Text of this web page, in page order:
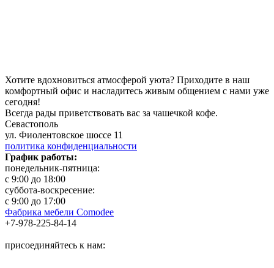
Хотите вдохновиться атмосферой уюта? Приходите в наш
комфортный офис и насладитесь живым общением с нами уже
сегодня!
Всегда рады приветствовать вас за чашечкой кофе.
Севастополь
ул. Фиолентовское шоссе 11
политика конфиденциальности
График работы:
понедельник-пятница:
с 9:00 до 18:00
суббота-воскресение:
с 9:00 до 17:00
Фабрика мебели Comodee
+7-978-225-84-14
присоединяйтесь к нам: